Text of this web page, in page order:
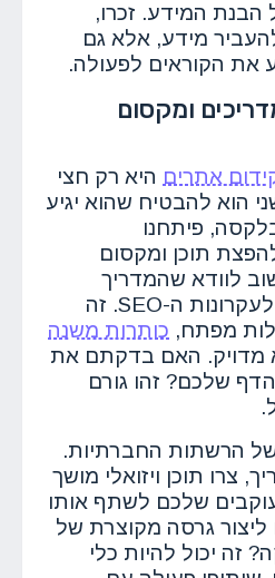
הבנת המידע. זכרו,
מידע, אלא גם
את הקוראים לפעולה.
ומקסום
אתרים היא רק חצי
הוא להבטיח שהוא יגיע
פיתחנו
תוכן ומקסום
לוודא שהמדריך
שלכם מותאם היטב לעקרונות ה-SEO. זה
מפתח, כותרות משנה
מדויק. האם בדקתם את
שלכם? זהו גורם
של הרשתות החברתיות.
צרו תוכן ויזואלי מושך
שלכם לשתף אותו
גרסה מקוצרת של
זה יכול להיות כלי